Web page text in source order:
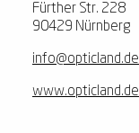
Fürther Str. 228
90429 Nürnberg
info@opticland.de
www.opticland.de